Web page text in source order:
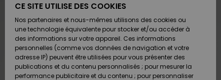
Chaussures
& Tongs
Surf
Chaussures
& Tongs
Surf
FEMME
A
Découvrir
Snow
SURF
Surf
Shop
Enfant
Highlights
SNOW
Snow
Shop
Enfant
Snow
Shop
Enfant
Outlet
Femme
Retours
Paiement
Carte
CE SITE UTILISE DES COOKIES
Nos partenaires et nous-mêmes utilisons des cookies ou
une technologie équivalente pour stocker et/ou accéder à
des informations sur votre appareil. Ces informations
personnelles (comme vos données de navigation et votre
adresse IP) peuvent être utilisées pour vous présenter des
publications et du contenu personnalisés ; pour mesurer la
performance publicitaire et du contenu ; pour personnaliser